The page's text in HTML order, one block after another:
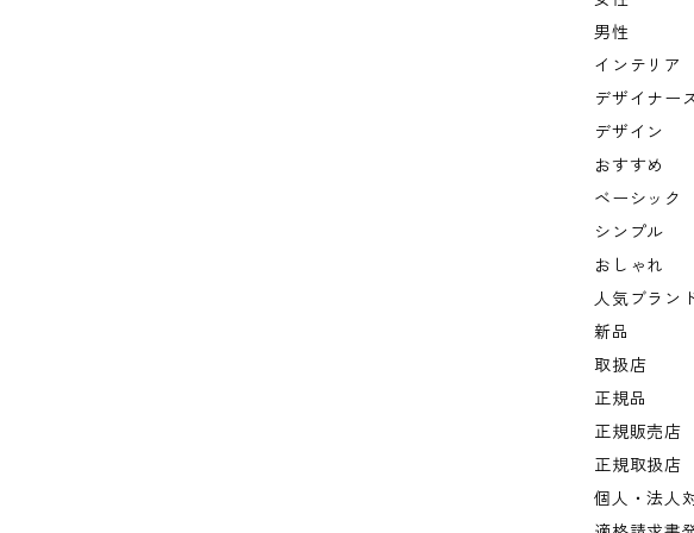
男性
インテリア
デザイナー
デザイン
おすすめ
ベーシック
シンプル
おしゃれ
人気ブラン
新品
取扱店
正規品
正規販売店
正規取扱店
個人・法人